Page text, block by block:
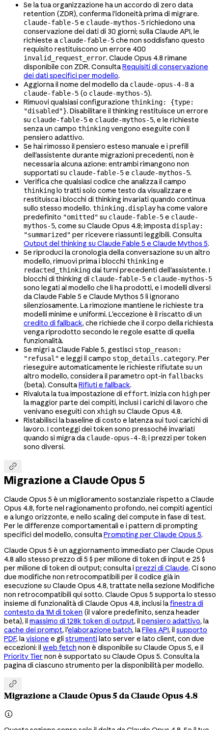
Se la tua organizzazione ha un accordo di zero data
retention (ZDR), conferma l'idoneità prima di migrare.
claude-fable-5e claude-mythos-5richiedono una
conservazione dei dati di 30 giorni; sulla Claude API, le
richieste a claude-fable-5che non soddisfano questo
requisito restituiscono un errore 400
invalid_request_error. Claude Opus 4.8 rimane
disponibile con ZDR. ConsultaRequisiti di conservazione
dei dati specifici per modello.
Aggiorna il nome del modello da claude-opus-4-8a
claude-fable-5 (o claude-mythos-5).
Rimuovi qualsiasi configurazione thinking: {type:
"disabled"}. Disabilitare il thinking restituisce un errore
su claude-fable-5e claude-mythos-5, e le richieste
senza un campo thinkingvengono eseguite con il
pensiero adattivo.
Se hai rimosso il pensiero esteso manuale e i prefill
dell'assistente durante migrazioni precedenti, non è
necessaria alcuna azione: entrambi rimangono non
supportati su claude-fable-5e claude-mythos-5.
Verifica che qualsiasi codice che analizza il campo
thinkinglo tratti solo come testo da visualizzare e
restituisca i blocchi di thinking invariati quando continua
sullo stesso modello. thinking.displayha come valore
predefinito "omitted" su claude-fable-5e claude-
mythos-5, come su Claude Opus 4.8; impostadisplay:
"summarized" per ricevere riassunti leggibili. Consulta
Output del thinking su Claude Fable 5 e Claude Mythos 5.
Se riproduci la cronologia della conversazione su un altro
modello, rimuovi prima i blocchi thinkinge
redacted_thinkingdai turni precedenti dell'assistente. I
blocchi di thinking di claude-fable-5e claude-mythos-5
sono legati al modello che li ha prodotti, e i modelli diversi
da Claude Fable 5 e Claude Mythos 5 li ignorano
silenziosamente. La rimozione mantiene le richieste tra
modelli minime e uniformi. L'eccezione è il riscatto di un
credito di fallback, che richiede che il corpo della richiesta
venga riprodotto secondo le regole esatte di quella
funzionalità.
Se migri a Claude Fable 5, gestisci stop_reason:
"refusal" e leggi il campo stop_details.category. Per
rieseguire automaticamente le richieste rifiutate su un
altro modello, considera il parametro opt-in fallbacks
(beta). ConsultaRifiuti e fallback.
Rivaluta la tua impostazione di effort. Inizia con highper
la maggior parte dei compiti, inclusi i carichi di lavoro che
venivano eseguiti con xhighsu Claude Opus 4.8.
Ristabilisci la baseline di costo e latenza sui tuoi carichi di
lavoro. I conteggi dei token sono pressoché invariati
quando si migra da claude-opus-4-8; i prezzi per token
sono diversi.

Migrazione a Claude Opus 5
Claude Opus 5 è un miglioramento sostanziale rispetto a Claude
Opus 4.8, forte nel ragionamento profondo, nei compiti agentici
e a lungo orizzonte, e nello scaling del compute in fase di test.
Per le differenze comportamentali e i pattern di prompting
specifici del modello, consultaPrompting per Claude Opus 5.
Claude Opus 5 è un aggiornamento immediato per Claude Opus
4.8 allo stesso prezzo di 5 $ per milione di token di input e 25 $
per milione di token di output; consulta i prezzi di Claude. Ci sono
due modifiche non retrocompatibili per il codice già in
esecuzione su Claude Opus 4.8, trattate nella sezione Modifiche
non retrocompatibili qui sotto. Claude Opus 5 supporta lo stesso
insieme di funzionalità di Claude Opus 4.8, inclusi lafinestra di
contesto da 1M di token (il valore predefinito, senza header
beta), il massimo di 128k token di output, il pensiero adattivo, la
cache dei prompt, l'elaborazione batch, laFiles API, il supporto
PDF, lavisione e gli strumenti lato server e lato client, con due
eccezioni: il web fetch non è disponibile su Claude Opus 5, e il
Priority Tier non è supportato su Claude Opus 5. Consulta la
pagina di ciascuno strumento per la disponibilità per modello.

Migrazione a Claude Opus 5 da Claude Opus 4.8
